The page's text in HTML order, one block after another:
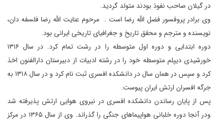
در گیلان صاحب نفوذ بودند متولد گردید.
وی برادر پروفسور فضل الله رضا است . مرحوم عنایت الله رضا فلسفه دان،
نویسنده و مترجم و محقق تاریخ و جغرافیای تاریخی ایرانی بود.
دوره ابتدایی و دوره اول متوسطه را در رشت تمام کرد. در سال ۱۳۱۶
خورشیدی دیپلم متوسطه خود را در رشته ادبیات از دبیرستان دارالفنون اخذ
کرد و سپس در همان سال در دانشکده افسری ثبت نام کرد و در سال ۱۳۱۸ به
جرگه افسران ارتش ایران پیوست.
پس از پایان رساندن دانشکده افسری در نیروی هوایی ارتش پذیرفته شد
ودر آنجا دوره خلبانی هواپیماهای جنگی را گذراند. وی از سال ۱۳۶۵ در مرکز